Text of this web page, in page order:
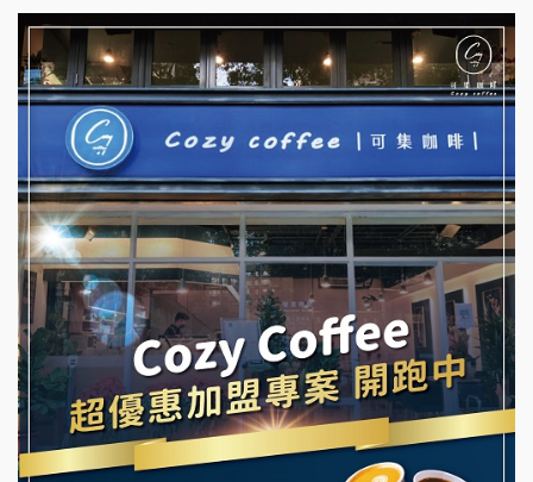
彭富貴加盟說明會
NU PASTA義大利麵加盟說明會
潮鍋癮加盟說明會
蓁伙烤倆吃加盟說明會
霏等茶加盟說明會
早安山丘加盟說明會
冰封仙果加盟說明會
Ramble Café 漫步藍咖啡加盟說明會
杜芳子古味茶鋪加盟說明會
優握握×酸奶大獅加盟說明會
冬城門加盟說明會
拾鑶火鍋加盟說明會
阿性情趣無人販售所加盟明會
龍涎居好湯加盟說明會
舒油頭加盟說明會
韓金量加盟說明會